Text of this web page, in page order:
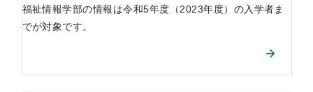
福祉情報学部の情報は令和5年度（2023年度）の入学者ま
でが対象です。